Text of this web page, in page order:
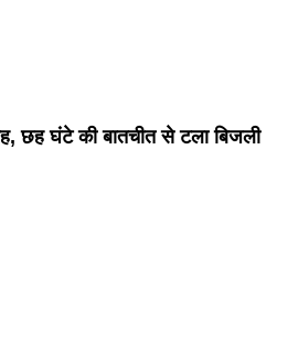
छह घंटे की बातचीत से टला बिजली